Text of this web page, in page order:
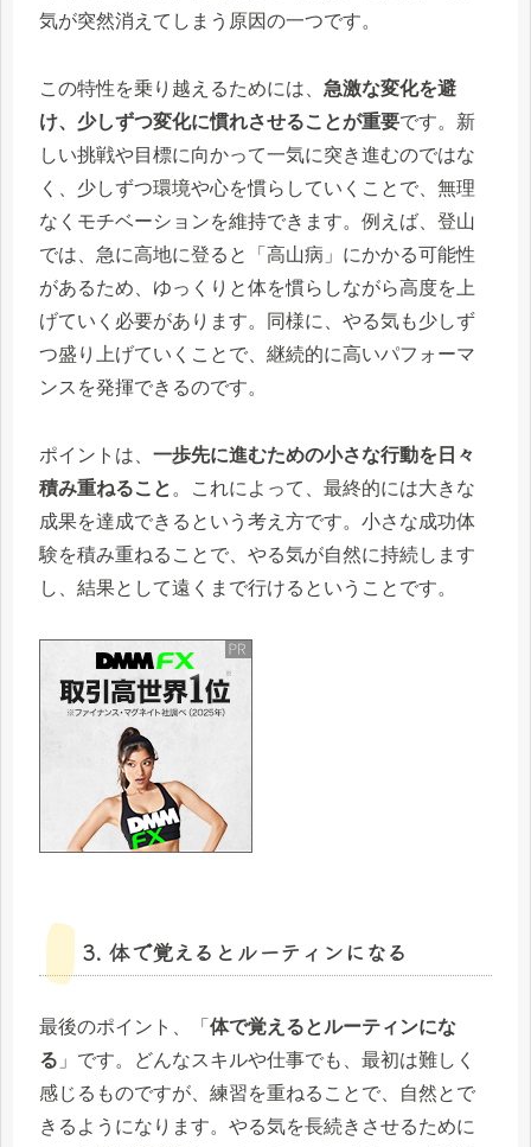
気が突然消えてしまう原因の一つです。
この特性を乗り越えるためには、 急激な変化を避
け、少しずつ変化に慣れさせることが重要です。新
しい挑戦や目標に向かって一気に突き進むのではな
く、少しずつ環境や心を慣らしていくことで、無理
なくモチベーションを維持できます。例えば、登山
では、急に高地に登ると「高山病」にかかる可能性
があるため、ゆっくりと体を慣らしながら高度を上
げていく必要があります。同様に、やる気も少しず
つ盛り上げていくことで、継続的に高いパフォーマ
ンスを発揮できるのです。
ポイントは、 一歩先に進むための小さな行動を日々
積み重ねること 。これによって、最終的には大きな
成果を達成できるという考え方です。小さな成功体
験を積み重ねることで、やる気が自然に持続します
し、結果として遠くまで行けるということです。
3. 体で覚えるとルーティンになる
最後のポイント、「 体で覚えるとルーティンにな
る 」です。どんなスキルや仕事でも、最初は難しく
感じるものですが、練習を重ねることで、自然とで
きるようになります。やる気を長続きさせるために